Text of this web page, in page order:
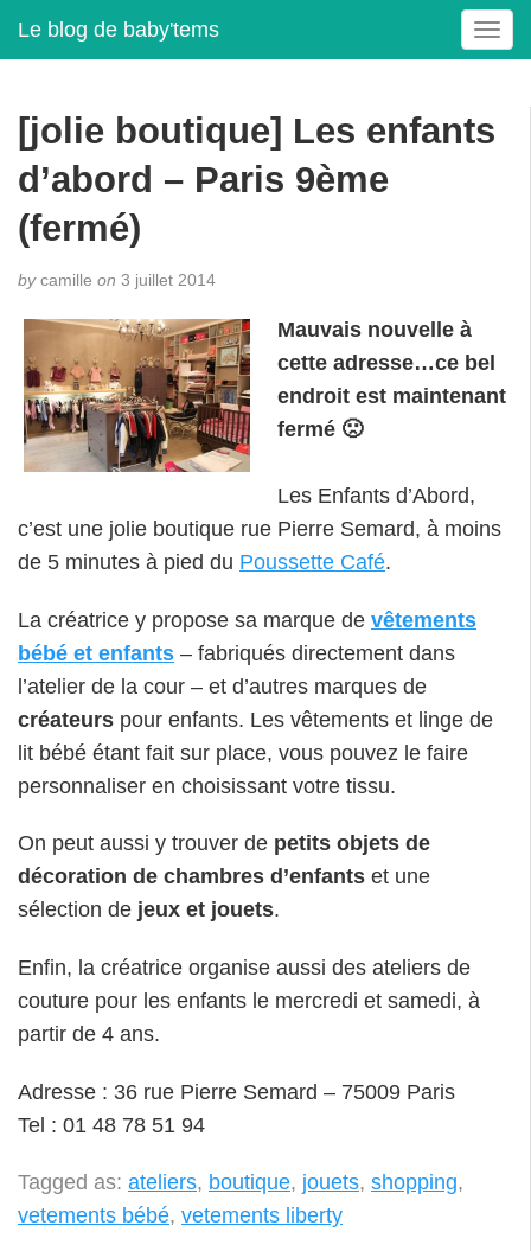
Le blog de baby'tems
T
o
l
i
o
[jolie boutique] Les enfants
d’abord – Paris 9ème
(fermé)
bycamille on 3 juillet 2014
Mauvais nouvelle à
cette adresse…ce bel
endroit est maintenant
fermé 🙁
Les Enfants d’Abord,
c’est une jolie boutique rue Pierre Semard, à moins
de 5 minutes à pied du Poussette Café.
La créatrice y propose sa marque de vêtements
bébé et enfants – fabriqués directement dans
l’atelier de la cour – et d’autres marques de
créateurs pour enfants. Les vêtements et linge de
lit bébé étant fait sur place, vous pouvez le faire
personnaliser en choisissant votre tissu.
On peut aussi y trouver de petits objets de
décoration de chambres d’enfants et une
sélection de jeux et jouets.
Enfin, la créatrice organise aussi des ateliers de
couture pour les enfants le mercredi et samedi, à
partir de 4 ans.
Adresse : 36 rue Pierre Semard – 75009 Paris
Tel : 01 48 78 51 94
Tagged as: ateliers, boutique, jouets, shopping,
vetements bébé, vetements liberty